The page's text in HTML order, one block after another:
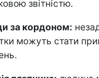
звітністю.
за кордоном:
можуть стати